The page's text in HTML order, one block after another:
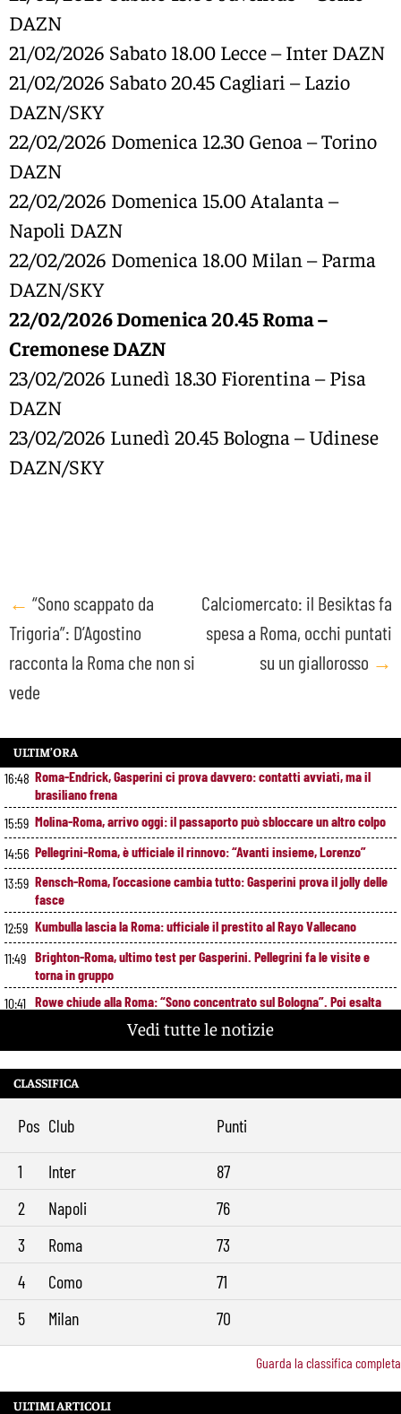
DAZN
21/02/2026 Sabato 18.00 Lecce – Inter DAZN
21/02/2026 Sabato 20.45 Cagliari – Lazio
DAZN/SKY
22/02/2026 Domenica 12.30 Genoa – Torino
DAZN
22/02/2026 Domenica 15.00 Atalanta –
Napoli DAZN
22/02/2026 Domenica 18.00 Milan – Parma
DAZN/SKY
22/02/2026 Domenica 20.45 Roma –
Cremonese DAZN
23/02/2026 Lunedì 18.30 Fiorentina – Pisa
DAZN
23/02/2026 Lunedì 20.45 Bologna – Udinese
DAZN/SKY
Post
navigation
← “Sono scappato da
Trigoria”: D’Agostino
racconta la Roma che non si
vede
Calciomercato: il Besiktas fa
spesa a Roma, occhi puntati
su un giallorosso →
ULTIM’ORA
16:48 Roma-Endrick, Gasperini ci prova davvero: contatti avviati, ma il
brasiliano frena
15:59 Molina-Roma, arrivo oggi: il passaporto può sbloccare un altro colpo
14:56 Pellegrini-Roma, è ufficiale il rinnovo: “Avanti insieme, Lorenzo”
13:59 Rensch-Roma, l’occasione cambia tutto: Gasperini prova il jolly delle
fasce
12:59 Kumbulla lascia la Roma: ufficiale il prestito al Rayo Vallecano
11:49 Brighton-Roma, ultimo test per Gasperini. Pellegrini fa le visite e
torna in gruppo
10:41 Rowe chiude alla Roma: “Sono concentrato sul Bologna”. Poi esalta
9:32
Vedi tutte le notizie
CLASSIFICA
Pos Club Punti
1 Inter
87
2
Napoli
76
3
Roma
73
4
Como
71
5
Milan 70
Guarda la classifica completa
ULTIMI ARTICOLI